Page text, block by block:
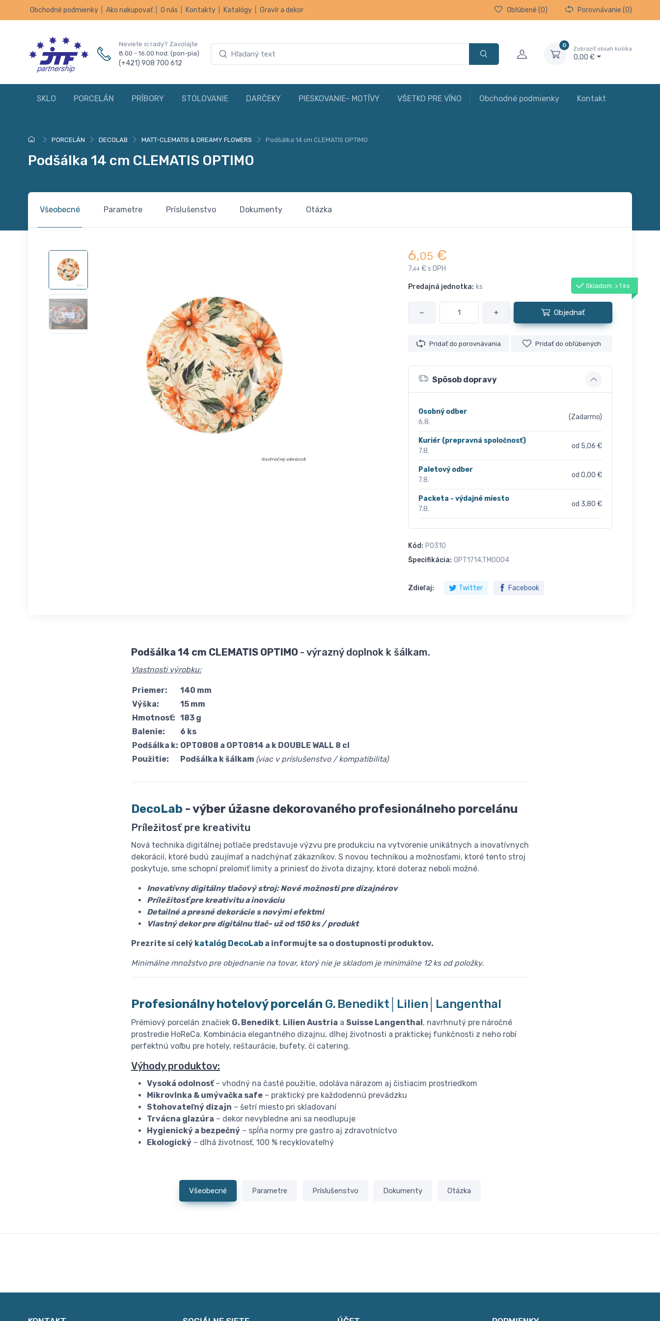
Obchodné podmienky Ako nakupovať O nás Kontakty Katalógy Gravír a dekor Obľúbené (0) Porovnávanie (0)
Neviete si rady? Zavolajte
8.00 - 16.00 hod. (pon-pia)
(+421) 908 700 612
0
Zobraziť obsah košíka
0,00 €
SKLO PORCELÁN PRÍBORY STOLOVANIE DARČEKY PIESKOVANIE- MOTÍVY VŠETKO PRE VÍNO Obchodné podmienky Kontakt
PORCELÁN DECOLAB MATT-CLEMATIS & DREAMY FLOWERS Podšálka 14 cm CLEMATIS OPTIMO
Podšálka 14 cm CLEMATIS OPTIMO
Všeobecné Parametre Príslušenstvo Dokumenty Otázka
6,05 €
7,44 € s DPH
Predajná jednotka: ks Skladom: > 1 ks
− + Objednať
Pridať do porovnávania Pridať do obľúbených
Spôsob dopravy
Osobný odber
6.8.
(Zadarmo)
Kuriér (prepravná spoločnosť)
7.8.
od 5,06 €
Paletový odber
7.8.
od 0,00 €
Packeta - výdajné miesto
7.8.
od 3,80 €
Kód: P0310
Špecifikácia: OPT1714.TM0004
Zdieľaj: Twitter Facebook
Podšálka 14 cm CLEMATIS OPTIMO - výrazný doplnok k šálkam.
Vlastnosti výrobku:
Priemer:
140 mm
Výška:
15 mm
Hmotnosť: 183 g
Balenie:
6 ks
Podšálka k: OPT0808 a OPT0814 a k DOUBLE WALL 8 cl
Použitie:
Podšálka k šálkam (viac v príslušenstvo / kompatibilita)
DecoLab - výber úžasne dekorovaného profesionálneho porcelánu
Príležitosť pre kreativitu
Nová technika digitálnej potlače predstavuje výzvu pre produkciu na vytvorenie unikátnych a inovatívnych
dekorácií, ktoré budú zaujímať a nadchýnať zákazníkov. S novou technikou a možnosťami, ktoré tento stroj
poskytuje, sme schopní prelomiť limity a priniesť do života dizajny, ktoré doteraz neboli možné.
Inovatívny digitálny tlačový stroj: Nové možnosti pre dizajnérov
Príležitosť pre kreativitu a inováciu
Detailné a presné dekorácie s novými efektmi
Vlastný dekor pre digitálnu tlač- už od 150 ks / produkt
Prezrite si celý katalóg DecoLab a informujte sa o dostupnosti produktov.
Minimálne množstvo pre objednanie na tovar, ktorý nie je skladom je minimálne 12 ks od položky.
Profesionálny hotelový porcelán G. Benedikt│Lilien│Langenthal
Prémiový porcelán značiek G. Benedikt, Lilien Austria a Suisse Langenthal , navrhnutý pre náročné
prostredie HoReCa. Kombinácia elegantného dizajnu, dlhej životnosti a praktickej funkčnosti z neho robí
perfektnú voľbu pre hotely, reštaurácie, bufety, či catering.
Výhody produktov:
Vysoká odolnosť– vhodný na časté použitie, odoláva nárazom aj čistiacim prostriedkom
Mikrovlnka & umývačka safe – praktický pre každodennú prevádzku
Stohovateľný dizajn – šetrí miesto pri skladovaní
Trvácna glazúra – dekor nevybledne ani sa neodlupuje
Hygienický a bezpečný – spĺňa normy pre gastro aj zdravotníctvo
Ekologický – dlhá životnosť, 100 % recyklovateľný
Všeobecné Parametre Príslušenstvo Dokumenty Otázka